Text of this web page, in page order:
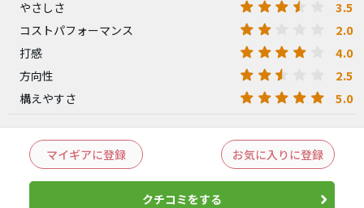
やさしさ 3.5
コストパフォーマンス 2.0
打感 4.0
方向性 2.5
構えやすさ 5.0
マイギアに登録 お気に入りに登録
クチコミをする